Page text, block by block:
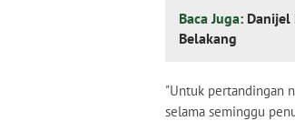
Baca Juga: Danijel
Belakang
"Untuk pertandingan
selama seminggu